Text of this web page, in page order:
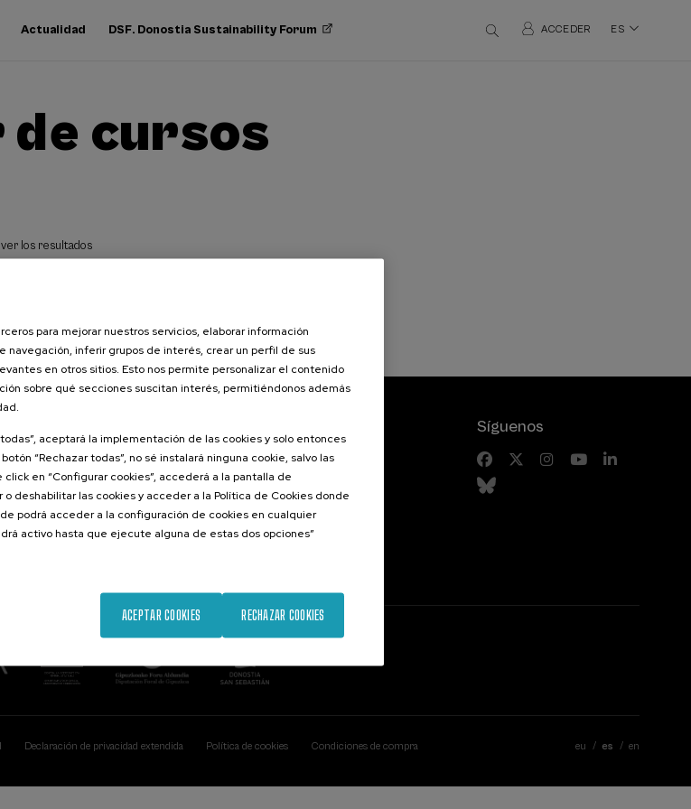
Actualidad DSF. Donostia Sustainability Forum ACCEDER ES
cursos
los resultados
48
Sebastián
Actividades anteriores
Síguenos
Declaración de privacidad extendida Política de cookies Condiciones de compra eu es en
para mejorar nuestros servicios, elaborar información
navegación, inferir grupos de interés, crear un perfil de sus
en otros sitios. Esto nos permite personalizar el contenido
sobre qué secciones suscitan interés, permitiéndonos además
aceptará la implementación de las cookies y solo entonces
“Rechazar todas”, no sé instalará ninguna cookie, salvo las
en “Configurar cookies”, accederá a la pantalla de
deshabilitar las cookies y acceder a la Política de Cookies donde
podrá acceder a la configuración de cookies en cualquier
activo hasta que ejecute alguna de estas dos opciones”
RECHAZAR COOKIES
ACEPTAR COOKIES